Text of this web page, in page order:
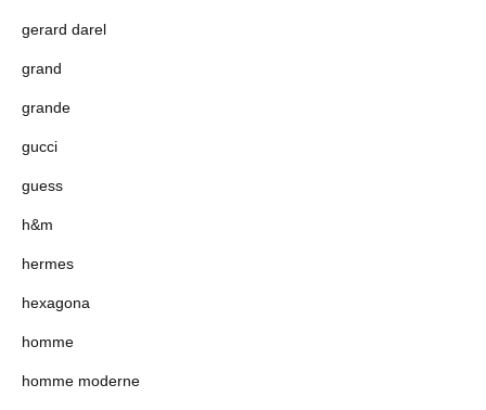
gerard darel
grand
grande
gucci
guess
h&m
hermes
hexagona
homme
homme moderne